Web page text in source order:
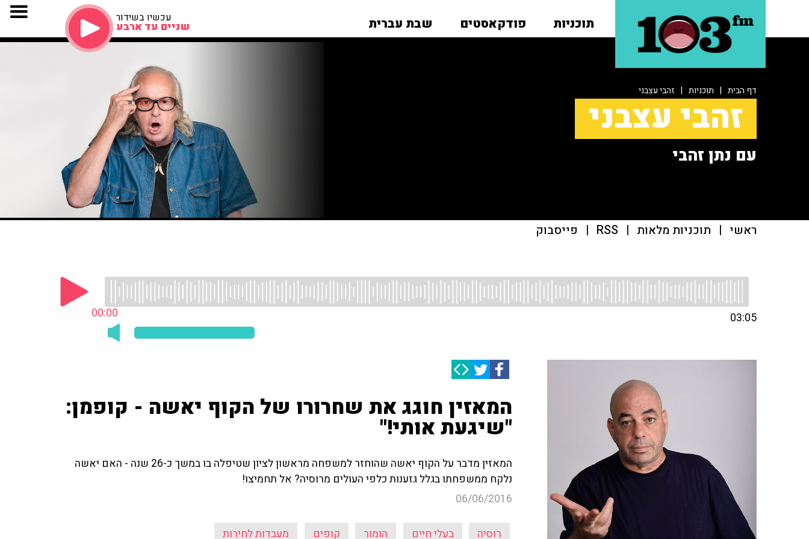
תוכניות פודקאסטים שבת עברית עכשיו בשידור
שניים עד ארבע
דף הבית | תוכניות | זהבי עצבני
זהבי עצבני
עם נתן זהבי
ראשי | תוכניות מלאות |
RSS
| פייסבוק
00:00 03:05
המאזין חוגג את שחרורו של הקוף יאשה - קופמן:
"שיגעת אותי!"
המאזין מדבר על הקוף יאשה שהוחזר למשפחה מראשון לציון שטיפלה בו במשך כ-26 שנה - האם יאשה
נלקח ממשפחתו בגלל גזענות כלפי העולים מרוסיה? אל תחמיצו!
06/06/2016
רוסיה בעלי חיים הומור קופים מעבדות לחירות